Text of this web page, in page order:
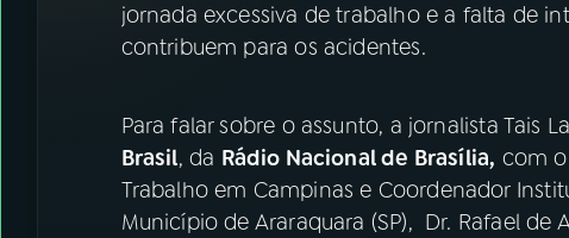
Instagram X
jornada excessiva de trabalho e a falta de
contribuem para os acidentes.
Para falar sobre o assunto, a jornalista Tais
Brasil, da Rádio Nacional de Brasília, com
Trabalho em Campinas e Coordenador
Município de Araraquara (SP), Dr. Rafael de